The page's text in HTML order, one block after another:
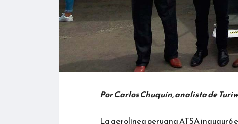
Por Carlos Chuquín, analista de
La aerolínea peruana ATSA inauguró